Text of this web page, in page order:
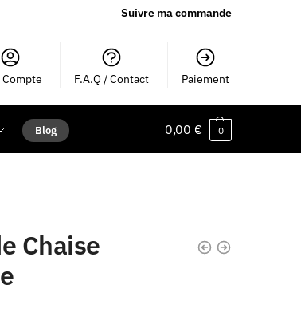
Suivre ma commande
Compte F.A.Q / Contact Paiement
Blog 0,00 € 0
Chaise